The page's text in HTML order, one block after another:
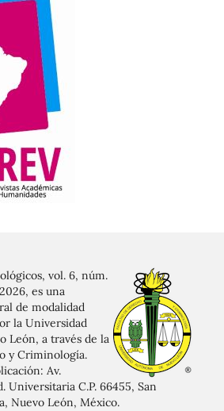
vol. 6, núm.
es una
de modalidad
la Universidad
León, a través de la
y Criminología.
Av.
C.P. 66455, San
Nuevo León, México.